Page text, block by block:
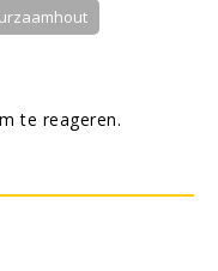
te reageren.